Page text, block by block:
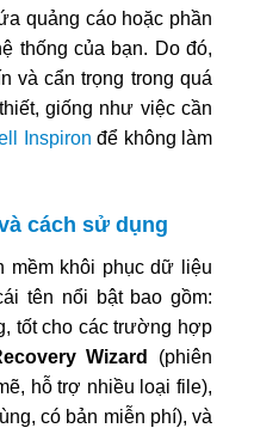
quảng cáo hoặc phần
thống của bạn. Do đó,
và cẩn trọng trong quá
giống như việc cần
Inspiron để không làm
cách sử dụng
mềm khôi phục dữ liệu
tên nổi bật bao gồm:
tốt cho các trường hợp
Wizard
(phiên
hỗ trợ nhiều loại file),
có bản miễn phí), và